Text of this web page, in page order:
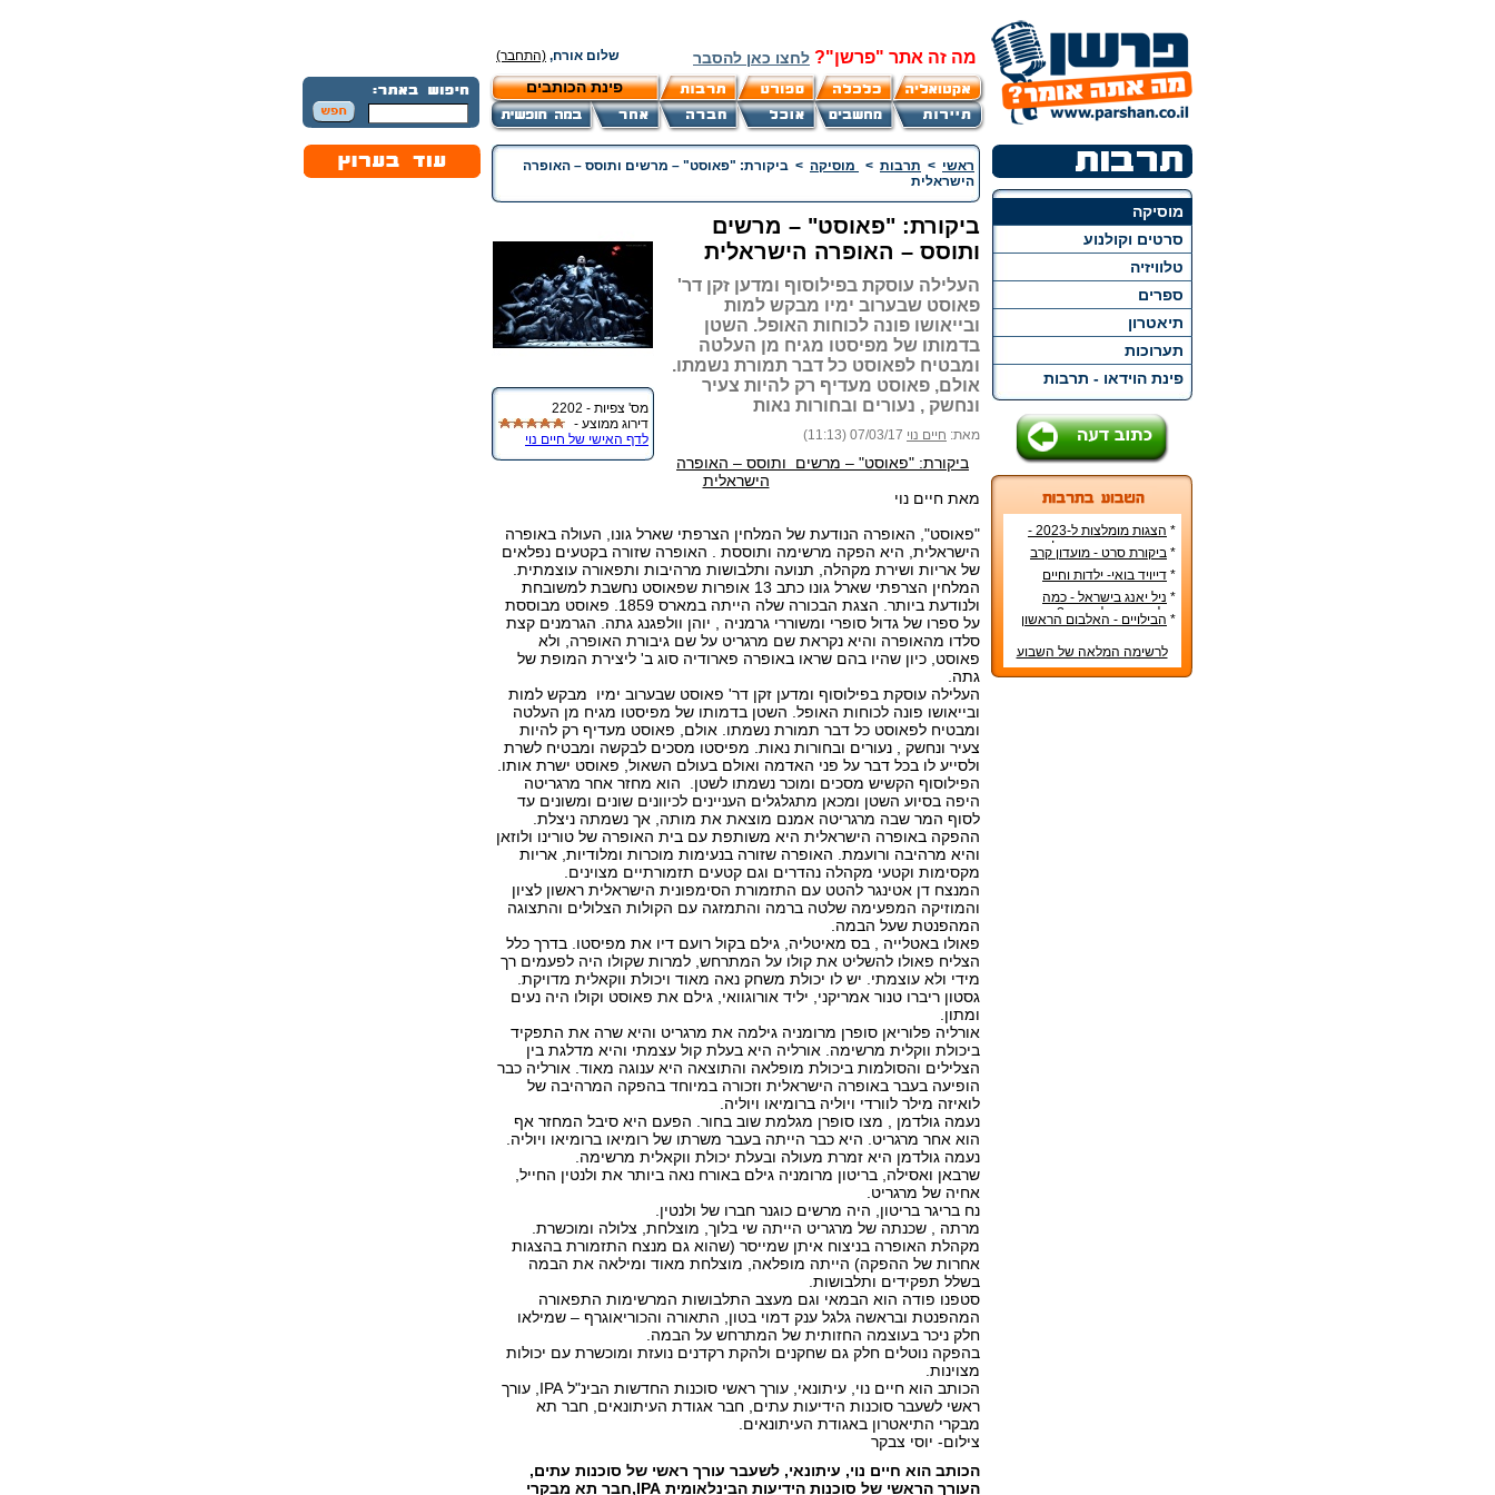
מה זה אתר "פרשן"? לחצו כאן להסבר שלום אורח, (התחבר)
פינת הכותבים
מוסיקה
סרטים וקולנוע
טלוויזיה
ספרים
תיאטרון
תערוכות
פינת הוידאו - תרבות
*
הצגות מומלצות ל-2023 -
הרשימה הטובה ביותר!
* ביקורת סרט - מועדון קרב
* דייויד בואי- ילדות וחיים
אישיים
* ניל יאנג בישראל - כמה
עולה כרטיס להופעה?
* הבילויים - האלבום הראשון
לרשימה המלאה של השבוע
ראשי > תרבות > מוסיקה > ביקורת: "פאוסט" – מרשים ותוסס – האופרה
הישראלית
מס' צפיות - 2202
דירוג ממוצע -
לדף האישי של חיים נוי
ביקורת: "פאוסט" – מרשים
ותוסס – האופרה הישראלית
העלילה עוסקת בפילוסוף ומדען זקן דר'
פאוסט שבערוב ימיו מבקש למות
ובייאושו פונה לכוחות האופל. השטן
בדמותו של מפיסטו מגיח מן העלטה
ומבטיח לפאוסט כל דבר תמורת נשמתו.
אולם, פאוסט מעדיף רק להיות צעיר
ונחשק , נעורים ובחורות נאות
מאת: חיים נוי 07/03/17 (11:13)
ביקורת: "פאוסט" – מרשים ותוסס – האופרה
הישראלית
מאת חיים נוי
"פאוסט", האופרה הנודעת של המלחין הצרפתי שארל גונו, העולה באופרה
הישראלית, היא הפקה מרשימה ותוססת . האופרה שזורה בקטעים נפלאים
של אריות ושירת מקהלה, תנועה ותלבושות מרהיבות ותפאורה עוצמתית.
המלחין הצרפתי שארל גונו כתב 13 אופרות שפאוסט נחשבת למשובחת
ולנודעת ביותר. הצגת הבכורה שלה הייתה במארס 1859. פאוסט מבוססת
על ספרו של גדול סופרי ומשוררי גרמניה , יוהן וולפגנג גתה. הגרמנים קצת
סלדו מהאופרה והיא נקראת שם מרגריט על שם גיבורת האופרה, ולא
פאוסט, כיון שהיו בהם שראו באופרה פארודיה סוג ב' ליצירת המופת של
גתה.
העלילה עוסקת בפילוסוף ומדען זקן דר' פאוסט שבערוב ימיו מבקש למות
ובייאושו פונה לכוחות האופל. השטן בדמותו של מפיסטו מגיח מן העלטה
ומבטיח לפאוסט כל דבר תמורת נשמתו. אולם, פאוסט מעדיף רק להיות
צעיר ונחשק , נעורים ובחורות נאות. מפיסטו מסכים לבקשה ומבטיח לשרת
ולסייע לו בכל דבר על פני האדמה ואולם בעולם השאול, פאוסט ישרת אותו.
הפילוסוף הקשיש מסכים ומוכר נשמתו לשטן. הוא מחזר אחר מרגריטה
היפה בסיוע השטן ומכאן מתגלגלים העניינים לכיוונים שונים ומשונים עד
לסוף המר שבה מרגריטה אמנם מוצאת את מותה, אך נשמתה ניצלת.
ההפקה באופרה הישראלית היא משותפת עם בית האופרה של טורינו ולוזאן
והיא מרהיבה ורועמת. האופרה שזורה בנעימות מוכרות ומלודיות, אריות
מקסימות וקטעי מקהלה נהדרים וגם קטעים תזמורתיים מצוינים.
המנצח דן אטינגר להטט עם התזמורת הסימפונית הישראלית ראשון לציון
והמוזיקה המפעימה שלטה ברמה והתמזגה עם הקולות הצלולים והתצוגה
המהפנטת שעל הבמה.
פאולו באטלייה , בס מאיטליה, גילם בקול רועם דיו את מפיסטו. בדרך כלל
הצליח פאולו להשליט את קולו על המתרחש, למרות שקולו היה לפעמים רך
מידי ולא עוצמתי. יש לו יכולת משחק נאה מאוד ויכולת ווקאלית מדויקת.
גסטון ריברו טנור אמריקני, יליד אורוגוואי, גילם את פאוסט וקולו היה נעים
ומתון.
אורליה פלוריאן סופרן מרומניה גילמה את מרגריט והיא שרה את התפקיד
ביכולת ווקלית מרשימה. אורליה היא בעלת קול עצמתי והיא מדלגת בין
הצלילים והסולמות ביכולת מופלאה והתוצאה היא ענוגה מאוד. אורליה כבר
הופיעה בעבר באופרה הישראלית וזכורה במיוחד בהפקה המרהיבה של
לואיזה מילר לוורדי ויוליה ברומיאו ויוליה.
נעמה גולדמן , מצו סופרן מגלמת שוב בחור. הפעם היא סיבל המחזר אף
הוא אחר מרגריט. היא כבר הייתה בעבר משרתו של רומיאו ברומיאו ויוליה.
נעמה גולדמן היא זמרת מעולה ובעלת יכולת ווקאלית מרשימה.
שרבאן ואסילה, בריטון מרומניה גילם באורח נאה ביותר את ולנטין החייל,
אחיה של מרגריט.
נח בריגר בריטון, היה מרשים כוגנר חברו של ולנטין.
מרתה , שכנתה של מרגריט הייתה שי בלוך, מוצלחת, צלולה ומוכשרת.
מקהלת האופרה בניצוח איתן שמייסר (שהוא גם מנצח התזמורת בהצגות
אחרות של ההפקה) הייתה מופלאה, מוצלחת מאוד ומילאה את הבמה
בשלל תפקידים ותלבושות.
סטפנו פודה הוא הבמאי וגם מעצב התלבושות המרשימות התפאורה
המהפנטת ובראשה גלגל ענק דמוי בטון, התאורה והכוריאוגרף – שמילאו
חלק ניכר בעוצמה החזותית של המתרחש על הבמה.
בהפקה נוטלים חלק גם שחקנים ולהקת רקדנים נועזת ומוכשרת עם יכולות
מצוינות.
הכותב הוא חיים נוי, עיתונאי, עורך ראשי סוכנות החדשות הבינ"ל IPA, עורך
ראשי לשעבר סוכנות הידיעות עתים, חבר אגודת העיתונאים, חבר תא
מבקרי התיאטרון באגודת העיתונאים.
צילום- יוסי צבקר
הכותב הוא חיים נוי, עיתונאי, לשעבר עורך ראשי של סוכנות עתים,
העורך הראשי של סוכנות הידיעות הבינלאומית IPA,חבר תא מבקרי